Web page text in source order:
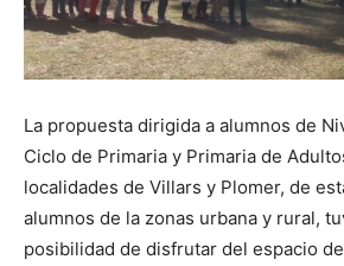
La propuesta dirigida a alumnos de
Ciclo de Primaria y Primaria de
localidades de Villars y Plomer, de
alumnos de la zonas urbana y rural,
posibilidad de disfrutar del espacio